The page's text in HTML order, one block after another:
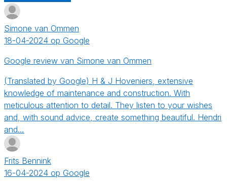
Simone van Ommen
18-04-2024 op Google
Google review van Simone van Ommen
(Translated by Google) H & J Hoveniers, extensive
knowledge of maintenance and construction. With
meticulous attention to detail. They listen to your wishes
and, with sound advice, create something beautiful. Hendri
and…
Frits Bennink
16-04-2024 op Google